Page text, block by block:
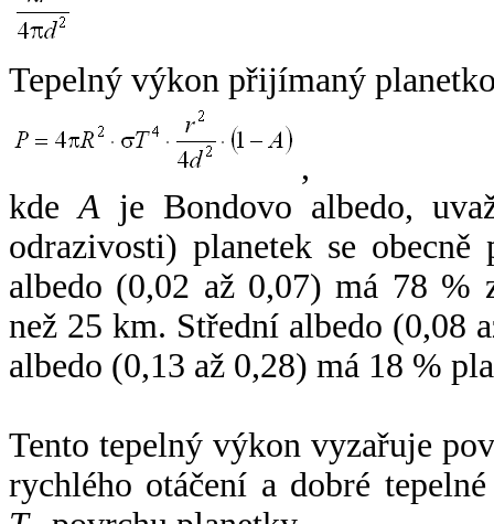
Tepelný výkon přijímaný
,
kdeA je Bondovo albedo,
odrazivosti) planetek se
albedo (0,02 až 0,07) má 78 %
než 25 km. Střední albedo (0,08
albedo (0,13 až 0,28) má 18 %
Tento tepelný výkon vyzařuje
rychlého otáčení a dobré